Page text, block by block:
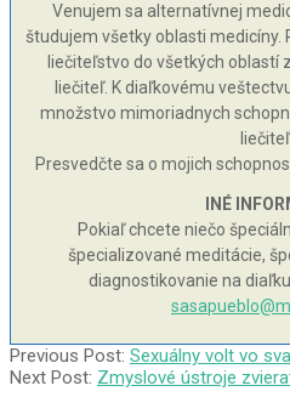
Venujem sa alternatívnej
študujem všetky oblasti medicíny.
liečiteľstvo do všetkých oblastí
liečiteľ. K diaľkovému
množstvo mimoriadnych
Presvedčte sa o mojich
INÉ
Pokiaľ chcete niečo
špecializované meditácie,
diagnostikovanie na
2002-
10-
Previous Post: Sexuálny volt vo
Next Post: Zmyslové ústroje